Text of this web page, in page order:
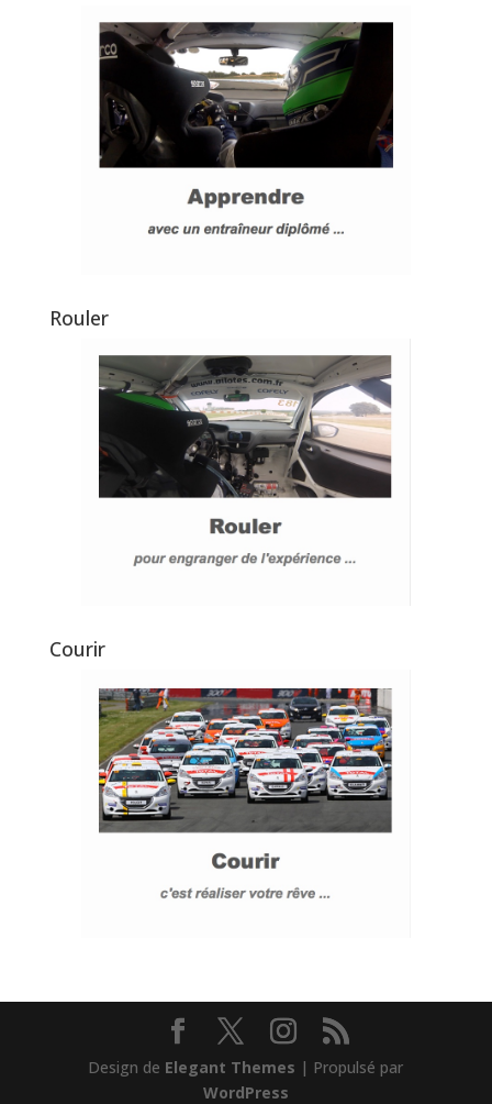
Rouler
Courir
Design de Elegant Themes | Propulsé par
WordPress